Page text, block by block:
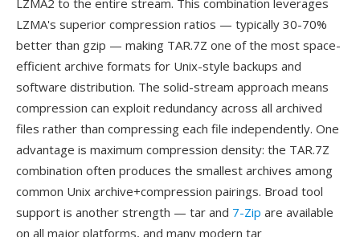
LZMA2 to the entire stream. This combination leverages
LZMA's superior compression ratios — typically 30-70%
better than gzip — making TAR.7Z one of the most space-
efficient archive formats for Unix-style backups and
software distribution. The solid-stream approach means
compression can exploit redundancy across all archived
files rather than compressing each file independently. One
advantage is maximum compression density: the TAR.7Z
combination often produces the smallest archives among
common Unix archive+compression pairings. Broad tool
support is another strength — tar and 7-Zip are available
on all major platforms, and many modern tar